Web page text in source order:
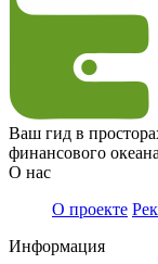
Ваш гид в
финансового
О нас
О проекте
Информация